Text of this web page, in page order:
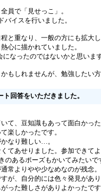
員で「見せっこ」。
イスを行いました。
と重なり、一般の方にも拡大
心に描かれていました。
なったのではないかと思います
もしれませんが、勉強したい
回答をいただきました。
て、豆知識もあって面白かった
楽しかったです。
なり難しい…。
てあせりました。参加できて
のあるポーズもかいてみたい
常よりやや少なめなのが残念
が、自分的には色々発見があ
った難しさがありよかったです